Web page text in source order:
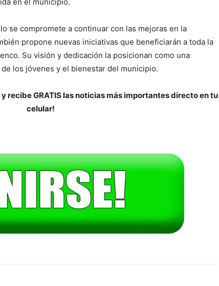
se compromete a continuar con las mejoras en la
propone nuevas iniciativas que beneficiarán a toda la
Su visión y dedicación la posicionan como una
los jóvenes y el bienestar del municipio.
recibe GRATIS las noticias más importantes directo en tu
celular!